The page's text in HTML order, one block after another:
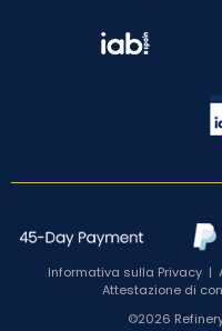
Informativa sulla Privacy |
Attestazione di
©2026